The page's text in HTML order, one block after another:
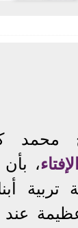
محمد
، بأن
عند